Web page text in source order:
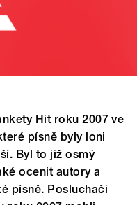
Hit roku 2007 ve
písně byly loni
Byl to již osmý
ocenit autory a
písně. Posluchači